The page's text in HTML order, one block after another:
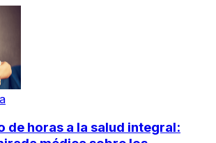
de horas a la salud integral: